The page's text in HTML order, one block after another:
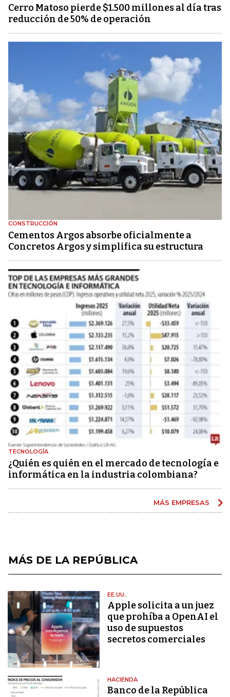
Cerro Matoso pierde $1.500 millones al día tras
reducción de 50% de operación
CONSTRUCCIÓN
Cementos Argos absorbe oficialmente a
Concretos Argos y simplifica su estructura
TECNOLOGÍA
¿Quién es quién en el mercado de tecnología e
informática en la industria colombiana?
MÁS EMPRESAS
MÁS DE LA REPÚBLICA
EE.UU.
Apple solicita a un juez
que prohíba a OpenAI el
uso de supuestos
secretos comerciales
HACIENDA
Banco de la República